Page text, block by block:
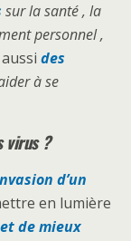
sur la santé , la
personnel ,
des
à se
virus ?
d’un
en lumière
de mieux